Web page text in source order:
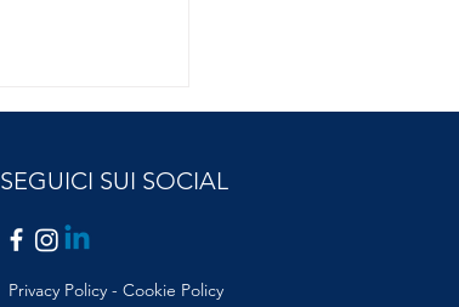
SEGUICI SUI SOCIAL
Privacy Policy -Cookie Policy